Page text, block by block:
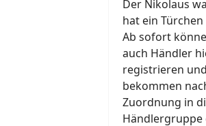
Der Nikolaus
hat ein
Ab sofort
auch Händler
registrieren und
bekommen
Zuordnung in
Händlergruppe